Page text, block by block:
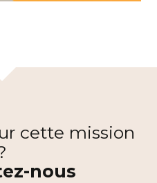
cette mission
nous